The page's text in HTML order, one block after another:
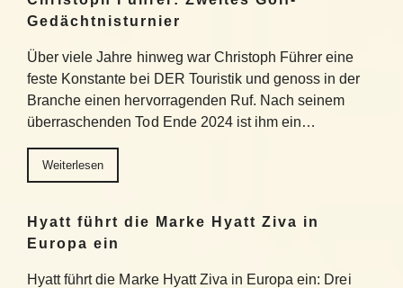
Gedächtnisturnier
Über viele Jahre hinweg war Christoph Führer eine
feste Konstante bei DER Touristik und genoss in der
Branche einen hervorragenden Ruf. Nach seinem
überraschenden Tod Ende 2024 ist ihm ein…
Weiterlesen
Hyatt führt die Marke Hyatt Ziva in
Europa ein
Hyatt führt die Marke Hyatt Ziva in Europa ein: Drei